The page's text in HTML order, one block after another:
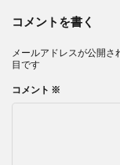
コメントを書く
メールアドレスが公開さ
目です
コメント ※